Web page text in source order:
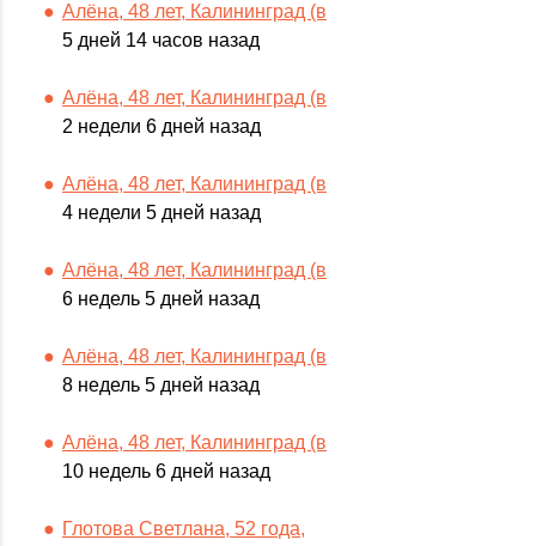
Алёна, 48 лет, Калининград (в
5 дней 14 часов назад
Алёна, 48 лет, Калининград (в
2 недели 6 дней назад
Алёна, 48 лет, Калининград (в
4 недели 5 дней назад
Алёна, 48 лет, Калининград (в
6 недель 5 дней назад
Алёна, 48 лет, Калининград (в
8 недель 5 дней назад
Алёна, 48 лет, Калининград (в
10 недель 6 дней назад
Глотова Светлана, 52 года,